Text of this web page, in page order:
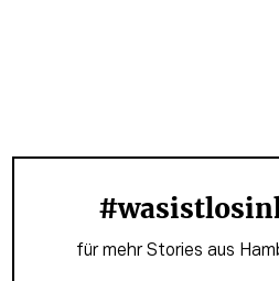
für mehr Stories aus